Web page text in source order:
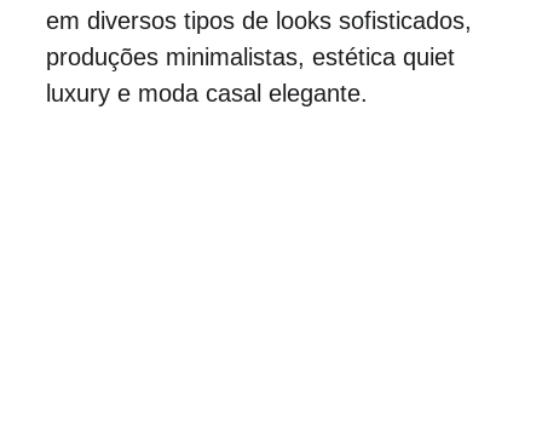
em diversos tipos de looks sofisticados,
produções minimalistas, estética quiet
luxury e moda casal elegante.